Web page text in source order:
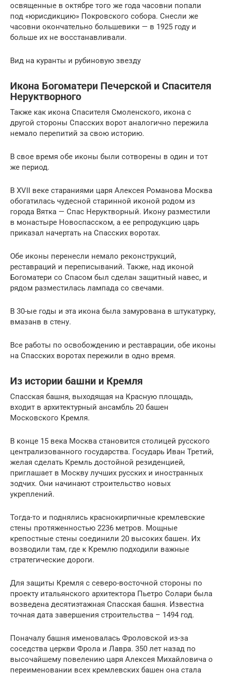
освященные в октябре того же года часовни попали
под «юрисдикцию» Покровского собора. Снесли же
часовни окончательно большевики — в 1925 году и
больше их не восстанавливали.
Вид на куранты и рубиновую звезду
Икона Богоматери Печерской и Спасителя
Неруктворного
Также как икона Спасителя Смоленского, икона с
другой стороны Спасских ворот аналогично пережила
немало перепитий за свою историю.
В свое время обе иконы были сотворены в один и тот
же период.
В XVII веке стараниями царя Алексея Романова Москва
обогатилась чудесной старинной иконой родом из
города Вятка — Спас Неруктворный. Икону разместили
в монастыре Новоспасском, а ее репродукцию царь
приказал начертать на Спасских воротах.
Обе иконы перенесли немало реконструкций,
реставраций и переписываний. Также, над иконой
Богоматери со Спасом был сделан защитный навес, и
рядом разместилась лампада со свечами.
В 30-ые годы и эта икона была замурована в штукатурку,
вмазанв в стену.
Все работы по освобождению и реставрации, обе иконы
на Спасских воротах пережили в одно время.
Из истории башни и Кремля
Спасская башня, выходящая на Красную площадь,
входит в архитектурный ансамбль 20 башен
Московского Кремля.
В конце 15 века Москва становится столицей русского
централизованного государства. Государь Иван Третий,
желая сделать Кремль достойной резиденцией,
приглашает в Москву лучших русских и иностранных
зодчих. Они начинают строительство новых
укреплений.
Тогда-то и поднялись краснокирпичные кремлевские
стены протяженностью 2236 метров. Мощные
крепостные стены соединили 20 высоких башен. Их
возводили там, где к Кремлю подходили важные
стратегические дороги.
Для защиты Кремля с северо-восточной стороны по
проекту итальянского архитектора Пьетро Солари была
возведена десятиэтажная Спасская башня. Известна
точная дата завершения строительства – 1494 год.
Поначалу башня именовалась Фроловской из-за
соседства церкви Фрола и Лавра. 350 лет назад по
высочайшему повелению царя Алексея Михайловича о
переименовании всех кремлевских башен она стала